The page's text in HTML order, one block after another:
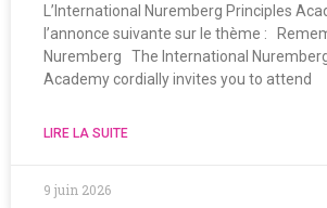
L’International Nuremberg Principles
l’annonce suivante sur le thème :
Nuremberg The International
Academy cordially invites you to attend
LIRE LA SUITE
9 juin 2026